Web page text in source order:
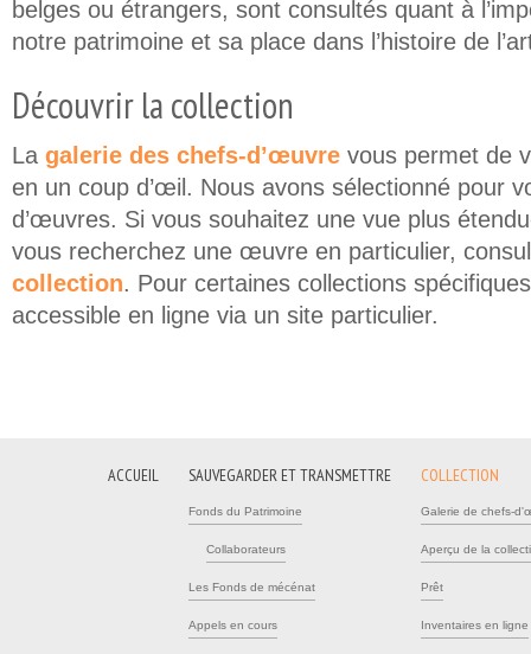
belges ou étrangers, sont consultés quant à
notre patrimoine et sa place dans l’histoire de
Découvrir la collection
La galerie des chefs-d’œuvre vous permet de
en un coup d’œil. Nous avons sélectionné pour
d’œuvres. Si vous souhaitez une vue plus
vous recherchez une œuvre en particulier,
collection. Pour certaines collections
accessible en ligne via un site particulier.
ACCUEIL SAUVEGARDER ET TRANSMETTRE
Fonds du Patrimoine
Collaborateurs
Les Fonds de mécénat
Appels en cours
COLLECTION
Galerie de chefs-
Aperçu de la
Prêt
Inventaires en ligne